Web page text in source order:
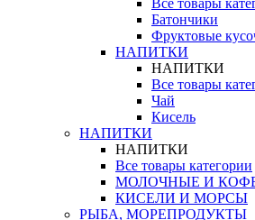
Все товары
Батончики
Фруктовые
НАПИТКИ
НАПИТКИ
Все товары
Чай
Кисель
НАПИТКИ
НАПИТКИ
Все товары категории
МОЛОЧНЫЕ И
КИСЕЛИ И МОРСЫ
РЫБА, МОРЕПРОДУКТЫ